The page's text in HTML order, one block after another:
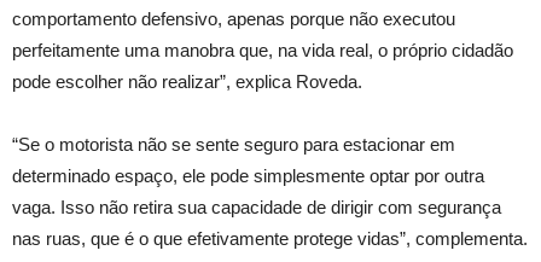
comportamento defensivo, apenas porque não executou
perfeitamente uma manobra que, na vida real, o próprio cidadão
pode escolher não realizar”, explica Roveda.
“Se o motorista não se sente seguro para estacionar em
determinado espaço, ele pode simplesmente optar por outra
vaga. Isso não retira sua capacidade de dirigir com segurança
nas ruas, que é o que efetivamente protege vidas”, complementa.